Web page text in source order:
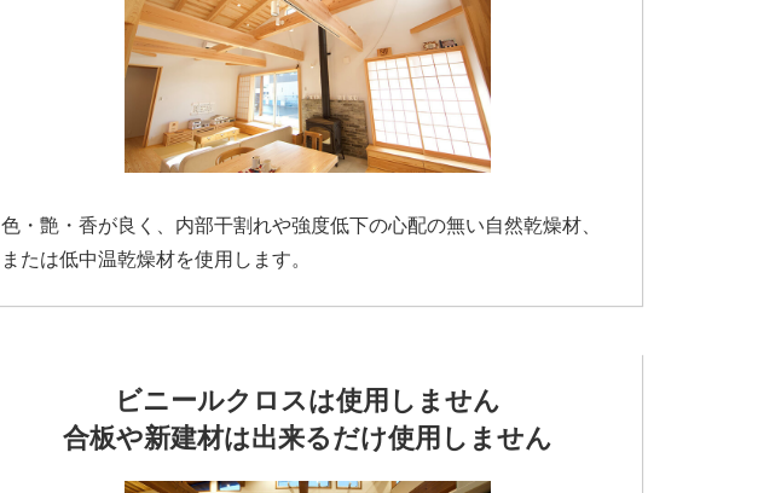
色・艶・香が良く、内部干割れや強度低下の心配の無い自然乾燥材、
または低中温乾燥材を使用します。
ビニールクロスは使用しません
合板や新建材は出来るだけ使用しません